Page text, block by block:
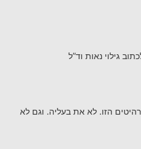
גילוי נאות וד”ל
הזו. לא את בעליה. וגם לא